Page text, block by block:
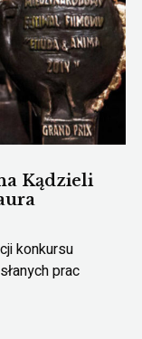
Kądzieli
konkursu
prac